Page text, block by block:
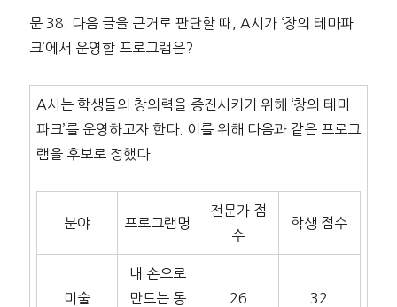
문 38. 다음 글을 근거로 판단할 때, A시가 ‘창의 테마파
크’에서 운영할 프로그램은?
A시는 학생들의 창의력을 증진시키기 위해 ‘창의 테마
파크’를 운영하고자 한다. 이를 위해 다음과 같은 프로그
램을 후보로 정했다.
분야 프로그램명
전문가 점
수
학생 점수
미술
내 손으로
만드는 동
26 32